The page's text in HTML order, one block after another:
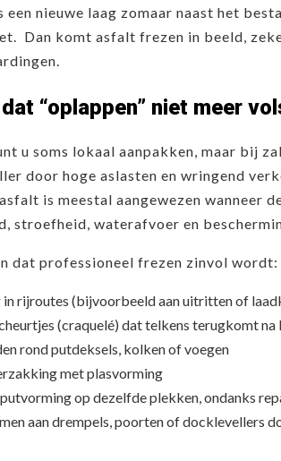
een nieuwe laag zomaar naast het
Dan komt asfalt frezen in beeld,
“oplappen” niet meer
u soms lokaal aanpakken, maar bij
door hoge aslasten en wringend
is meestal aangewezen wanneer
stroefheid, waterafvoer en
dat professioneel frezen zinvol wordt:
rijroutes (bijvoorbeeld aan uitritten of
(craquelé) dat telkens terugkomt
rond putdeksels, kolken of voegen
met plasvorming
op dezelfde plekken, ondanks
aan drempels, poorten of docklevellers